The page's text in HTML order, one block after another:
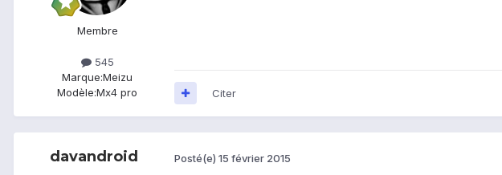
Membre
545
Marque:Meizu
Modèle:Mx4 pro Citer
davandroid Posté(e) 15 février 2015